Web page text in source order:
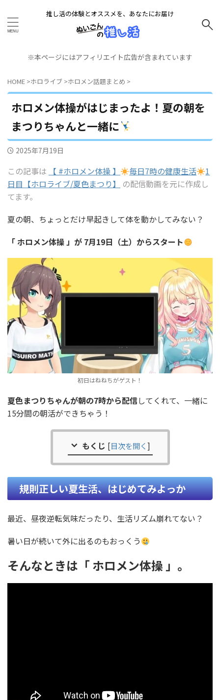
推し活の体験とオススメを、あなたにお届け
※本ページにはアフィリエイト広告が含まれています
HOME >ホロライブ >ホロメン話題まとめ >
ホロメン体操がはじまったよ！夏の朝を
まつりちゃんと一緒に
2025年7月19日
この記事は 【 #ホロメン体操 】 毎日7時の健康生活
1
日目【ホロライブ/夏色まつり】
の配信動画を元に作成し
てます。
夏の朝、ちょっとだけ早起きして体を動かしてみない？
「 ホロメン体操 」が 7月19日（土）からスタート
初日はねねちがゲスト！
夏色まつりちゃんが朝の7時から配信してくれて、一緒に
15分間の朝活ができちゃう！
もくじ [目次を開く]
規則正しい夏生活、はじめてみよっか
最近、昼夜逆転気味だったり、生活リズム崩れてない？
暑い日が続いて外に出るのもおっくう
そんなときは「 ホロメン体操 」。